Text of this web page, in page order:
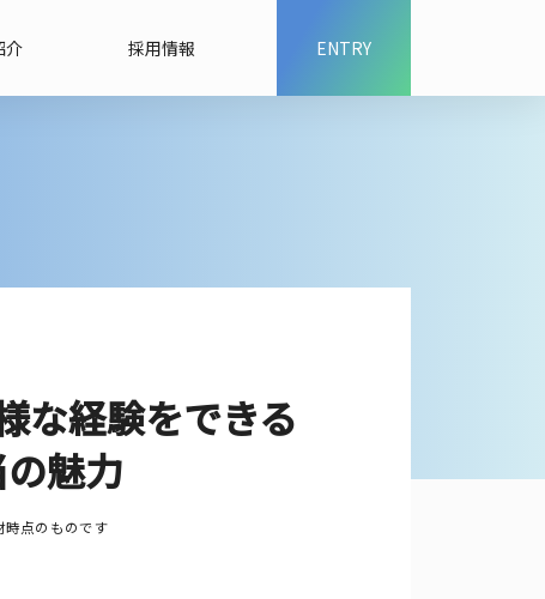
介 採用情報 ENTRY
な経験をできる
魅力
点のものです